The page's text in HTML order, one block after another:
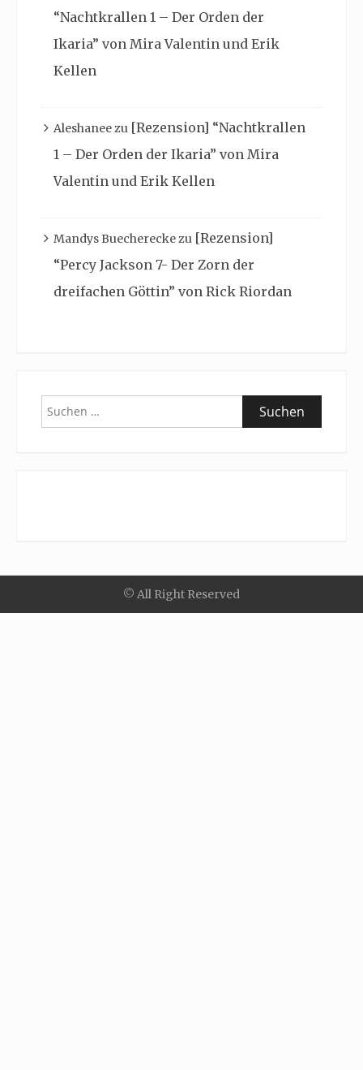
“Nachtkrallen 1 – Der Orden der
Ikaria” von Mira Valentin und Erik
Kellen
Aleshaneezu [Rezension] “Nachtkrallen
1 – Der Orden der Ikaria” von Mira
Valentin und Erik Kellen
Mandys Buechereckezu [Rezension]
“Percy Jackson 7- Der Zorn der
dreifachen Göttin” von Rick Riordan
Suchen
nach:
© All Right Reserved